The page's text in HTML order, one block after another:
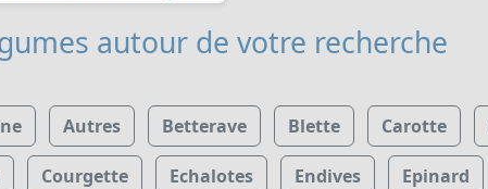
autour de votre recherche
Autres Betterave Blette Carotte
Courgette Echalotes Endives Epinard